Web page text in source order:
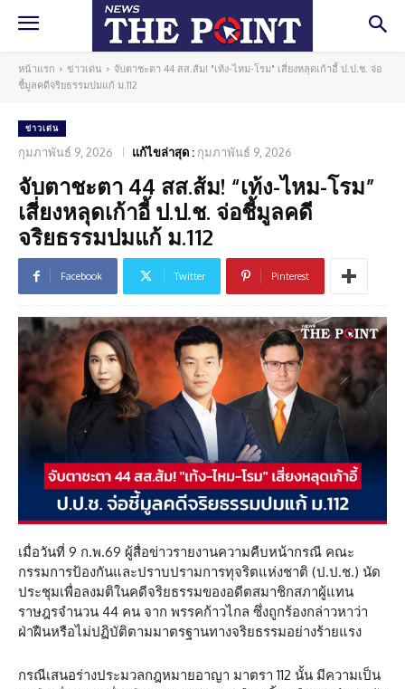
หน้าแรก ข่าวเด่น
จับตาชะตา 44 สส.ส้ม! "เท้ง-ไหม-โรม" เสี่ยงหลุดเก้าอี้ ป.ป.ช. จ่อ
ชี้มูลคดีจริยธรรมปมแก้ ม.112
ข่าวเด่น
กุมภาพันธ์ 9, 2026 แก้ไขล่าสุด : กุมภาพันธ์ 9, 2026
จับตาชะตา 44 สส.ส้ม! “เท้ง-ไหม-โรม”
เสี่ยงหลุดเก้าอี้ ป.ป.ช. จ่อชี้มูลคดี
จริยธรรมปมแก้ ม.112
Facebook Twitter Pinterest
เมื่อวันที่ 9 ก.พ.69 ผู้สื่อข่าวรายงานความคืบหน้ากรณี คณะ
กรรมการป้องกันและปราบปรามการทุจริตแห่งชาติ (ป.ป.ช.) นัด
ประชุมเพื่อลงมติในคดีจริยธรรมของอดีตสมาชิกสภาผู้แทน
ราษฎรจำนวน 44 คน จาก พรรคก้าวไกล ซึ่งถูกร้องกล่าวหาว่า
ฝ่าฝืนหรือไม่ปฏิบัติตามมาตรฐานทางจริยธรรมอย่างร้ายแรง
กรณีเสนอร่างประมวลกฎหมายอาญา มาตรา 112 นั้น มีความเป็น